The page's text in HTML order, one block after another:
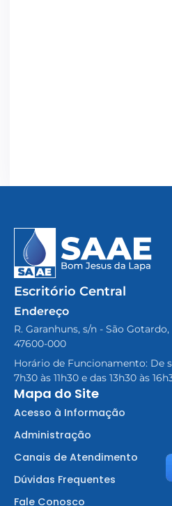
Escritório Central
Endereço
R. Garanhuns, s/n - São
47600-000
Horário de Funcionamento: De
7h30 às 11h30 e das 13h30 às
Mapa do Site
Acesso à Informação
Administração
Canais de Atendimento
Dúvidas Frequentes
Fale Conosco